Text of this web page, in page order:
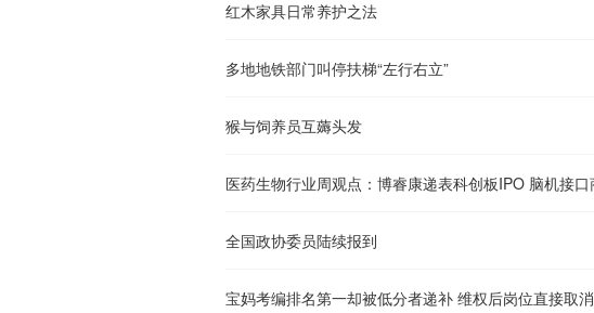
红木家具日常养护之法
多地地铁部门叫停扶梯“左行右立”
猴与饲养员互薅头发
全国政协委员陆续报到
宝妈考编排名第一却被低分者递补 维权后岗位直接取消